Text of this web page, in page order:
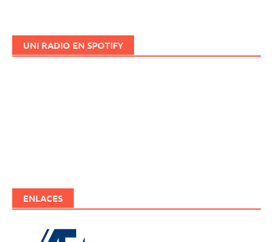
UNI RADIO EN SPOTIFY
ENLACES